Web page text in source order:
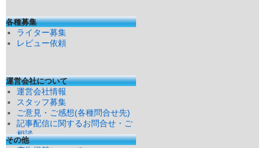
各種募集
ライター募集
レビュー依頼
運営会社について
運営会社情報
スタッフ募集
ご意見・ご感想(各種問合せ先)
記事配信に関するお問合せ・ご
相談
その他